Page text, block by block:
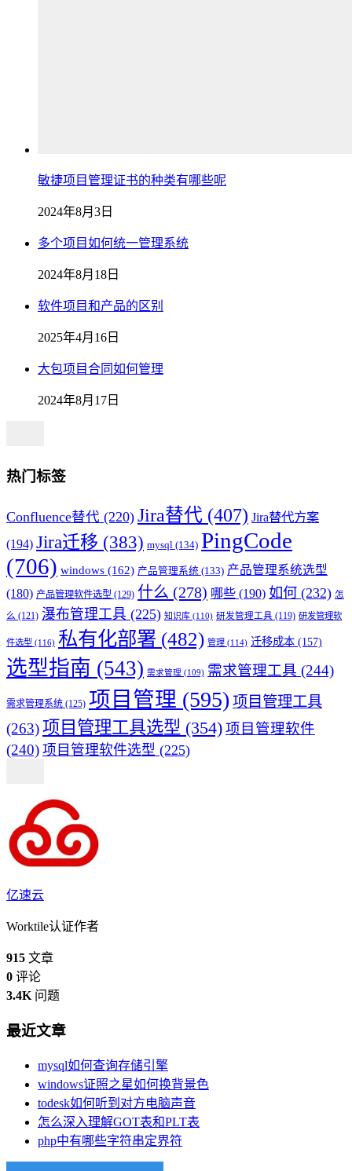
敏捷项目管理证书的种类有哪些呢
2024年8月3日
多个项目如何统一管理系统
2024年8月18日
软件项目和产品的区别
2025年4月16日
大包项目合同如何管理
2024年8月17日
热门标签
Confluence替代 (220) Jira替代 (407) Jira替代方案
(194) Jira迁移 (383) mysql (134) PingCode
(706) windows (162) 产品管理系统 (133) 产品管理系统选型
(180) 产品管理软件选型 (129) 什么 (278) 哪些 (190) 如何 (232) 怎
么 (121) 瀑布管理工具 (225) 知识库 (110) 研发管理工具 (119) 研发管理软
件选型 (116) 私有化部署 (482) 管理 (114) 迁移成本 (157)
选型指南 (543) 需求管理 (109) 需求管理工具 (244)
需求管理系统 (125) 项目管理 (595) 项目管理工具
(263)项目管理工具选型 (354) 项目管理软件
(240) 项目管理软件选型 (225)
亿速云
Worktile认证作者
915 文章
0 评论
3.4K 问题
最近文章
mysql如何查询存储引擎
windows证照之星如何换背景色
todesk如何听到对方电脑声音
怎么深入理解GOT表和PLT表
php中有哪些字符串定界符